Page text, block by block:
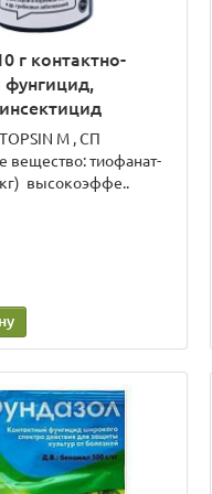
по имени
жизни на пике
выращивание
г контактно-
M , СП
вещество: тиофанат-
высокоэффе..